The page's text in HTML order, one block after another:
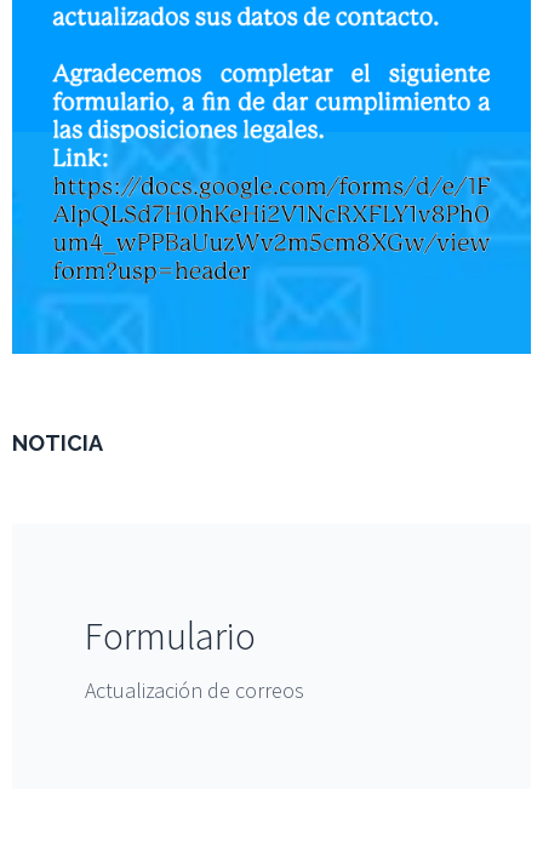
NOTICIA
Formulario
Actualización de correos